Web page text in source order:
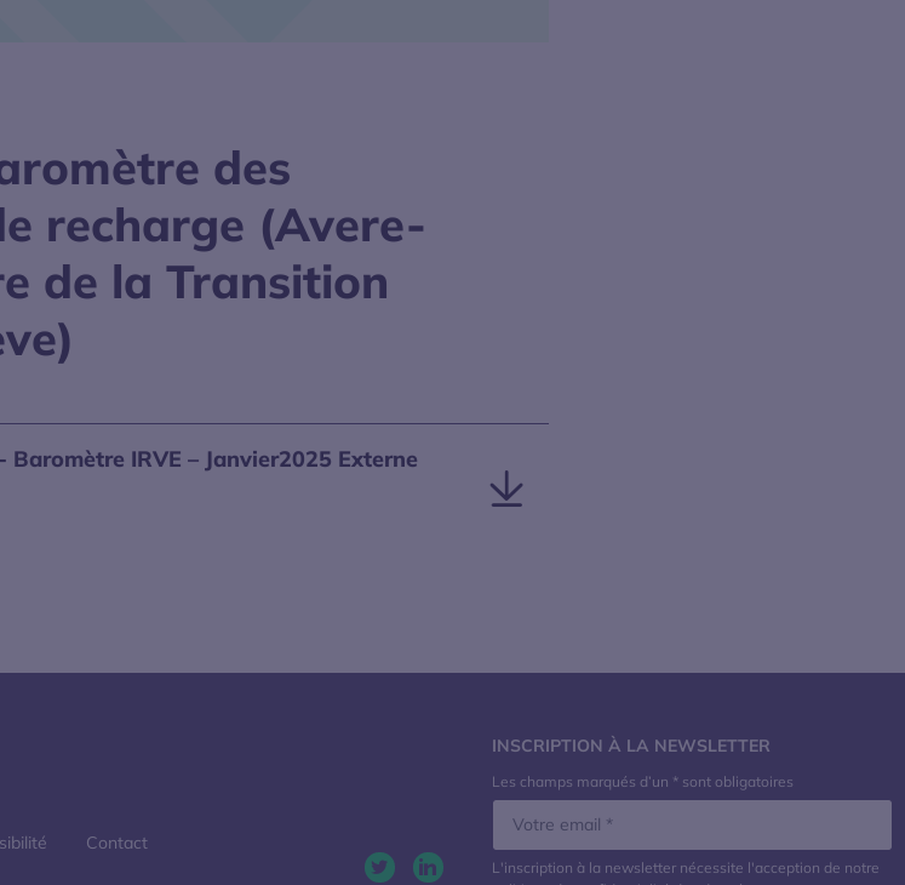
des
recharge (Avere-
de la Transition
IRVE – Janvier2025 Externe
Contact
INSCRIPTION À LA NEWSLETTER
Les champs marqués d’un * sont obligatoires
L'inscription à la newsletter nécessite l'acception de notre